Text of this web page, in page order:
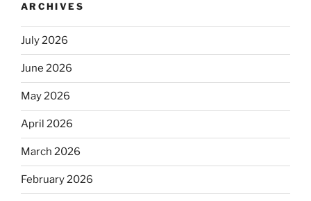
ARCHIVES
July 2026
June 2026
May 2026
April 2026
March 2026
February 2026